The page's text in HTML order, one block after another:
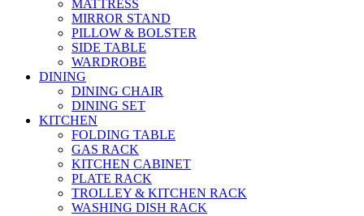
MATTRESS
MIRROR STAND
PILLOW & BOLSTER
SIDE TABLE
WARDROBE
DINING
DINING CHAIR
DINING SET
KITCHEN
FOLDING TABLE
GAS RACK
KITCHEN CABINET
PLATE RACK
TROLLEY & KITCHEN RACK
WASHING DISH RACK